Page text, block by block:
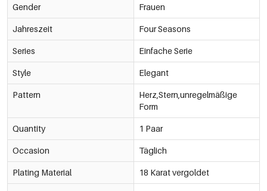
Gender Frauen
Jahreszeit Four Seasons
Series Einfache Serie
Style Elegant
Pattern
Herz,Stern,unregelmäßige
Form
Quantity 1 Paar
Occasion Täglich
Plating Material 18 Karat vergoldet